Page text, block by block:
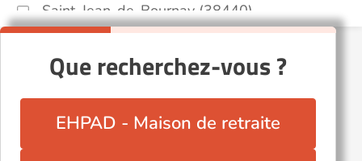
Saint-Jean-de-Bournay (38440)
Saint-Laurent-du-Pont (38380)
Saint-Martin-d'Hères (38400)
Saint-Martin-le-Vinoux (38950)
Vienne (38200)
Que recherchez-vous ?
EHPAD - Maison de retraite